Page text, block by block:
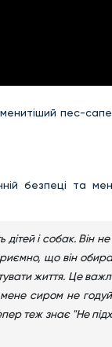
пес-
безпеці та
і собак. Він не
що він
життя. Це
мене сиром не
теж знає "Не